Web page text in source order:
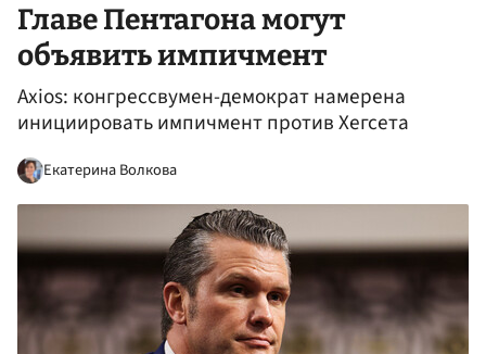
Главе Пентагона могут
объявить импичмент
Axios: конгрессвумен-демократ намерена
инициировать импичмент против Хегсета
Екатерина Волкова